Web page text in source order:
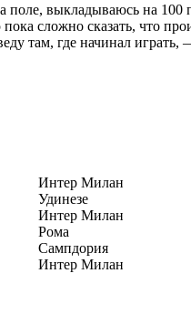
выкладываюсь на 100
сложно сказать, что
там, где начинал играть,
Интер Милан
Удинезе
Интер Милан
Рома
Сампдория
Интер Милан